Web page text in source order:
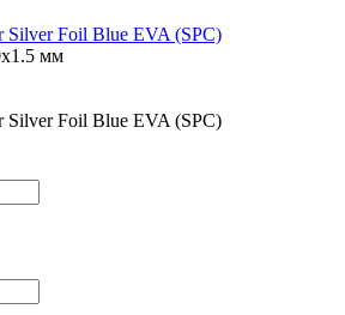
Foil Blue EVA (SPC)
мм
Foil Blue EVA (SPC)